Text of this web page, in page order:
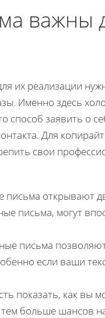
важны
их реализации
Именно здесь
способ заявить о
Для
свои
письма открывают
письма, могут
письма
если ваши
показать, как вы
больше шансов